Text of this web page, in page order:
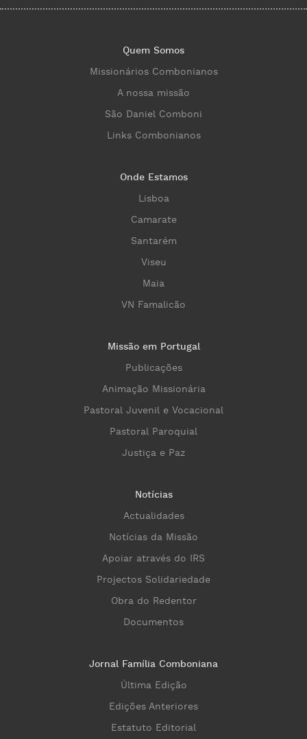
Quem Somos
Missionários Combonianos
A nossa missão
São Daniel Comboni
Links Combonianos
Onde Estamos
Lisboa
Camarate
Santarém
Viseu
Maia
VN Famalicão
Missão em Portugal
Publicações
Animação Missionária
Pastoral Juvenil e Vocacional
Pastoral Paroquial
Justiça e Paz
Notícias
Actualidades
Notícias da Missão
Apoiar através do IRS
Projectos Solidariedade
Obra do Redentor
Documentos
Jornal Família Comboniana
Última Edição
Edições Anteriores
Estatuto Editorial